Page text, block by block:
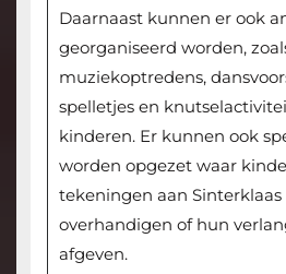
Daarnaast kunnen er ook
georganiseerd worden,
muziekoptredens,
spelletjes en
kinderen. Er kunnen ook
worden opgezet waar
tekeningen aan
overhandigen of hun
afgeven.